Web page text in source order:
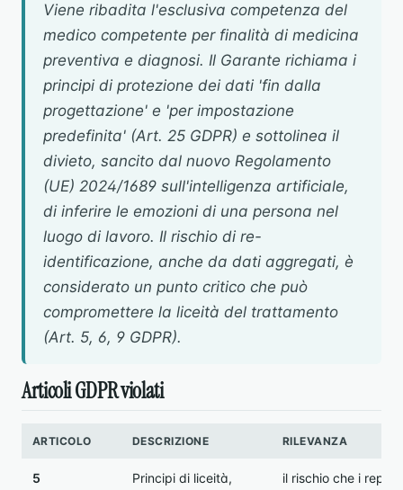
Viene ribadita l'esclusiva competenza del
medico competente per finalità di medicina
preventiva e diagnosi. Il Garante richiama i
principi di protezione dei dati 'fin dalla
progettazione' e 'per impostazione
predefinita' (Art. 25 GDPR) e sottolinea il
divieto, sancito dal nuovo Regolamento
(UE) 2024/1689 sull'intelligenza artificiale,
di inferire le emozioni di una persona nel
luogo di lavoro. Il rischio di re-
identificazione, anche da dati aggregati, è
considerato un punto critico che può
compromettere la liceità del trattamento
(Art. 5, 6, 9 GDPR).
Articoli GDPR violati
ARTICOLO DESCRIZIONE RILEVANZA
5
Principi di liceità,
il rischio che i report